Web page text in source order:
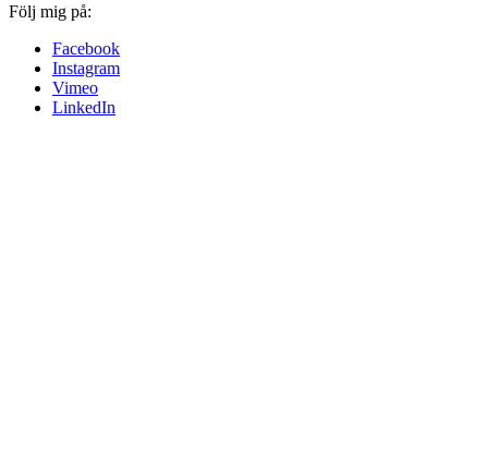
Följ mig på:
Facebook
Instagram
Vimeo
LinkedIn